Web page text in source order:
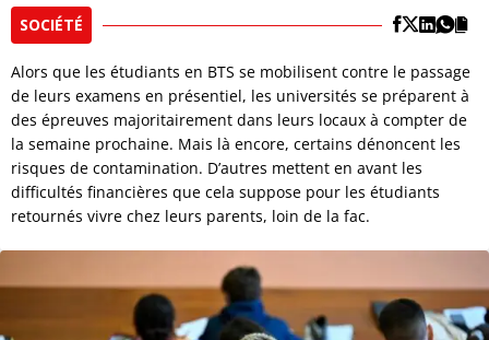
SOCIÉTÉ
Alors que les étudiants en BTS se mobilisent contre le passage
de leurs examens en présentiel, les universités se préparent à
des épreuves majoritairement dans leurs locaux à compter de
la semaine prochaine. Mais là encore, certains dénoncent les
risques de contamination. D’autres mettent en avant les
difficultés financières que cela suppose pour les étudiants
retournés vivre chez leurs parents, loin de la fac.